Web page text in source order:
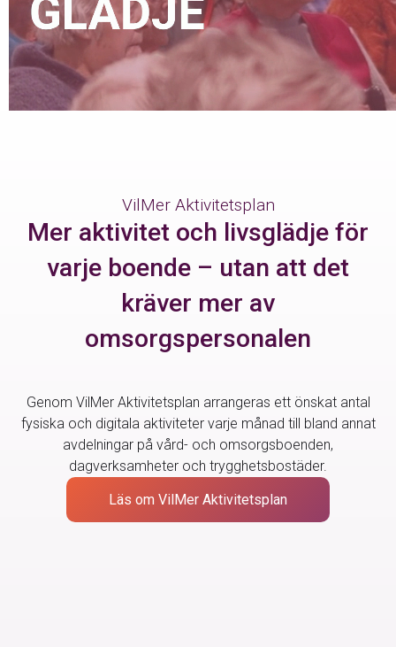
VilMer Aktivitetsplan
Mer aktivitet och livsglädje för
varje boende – utan att det
kräver mer av
omsorgspersonalen
Genom VilMer Aktivitetsplan arrangeras ett önskat antal
fysiska och digitala aktiviteter varje månad till bland annat
avdelningar på vård- och omsorgsboenden,
dagverksamheter och trygghetsbostäder.
Läs om VilMer Aktivitetsplan